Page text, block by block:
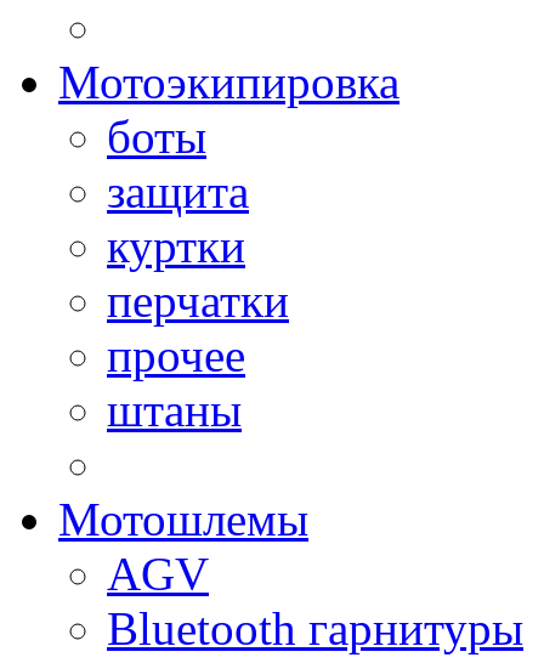
Мотоэкипировка
боты
защита
куртки
перчатки
прочее
штаны
Мотошлемы
AGV
Bluetooth гарнитуры